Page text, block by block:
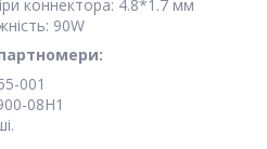
коннектора: 4.8*1.7 мм
90W
001
08H1